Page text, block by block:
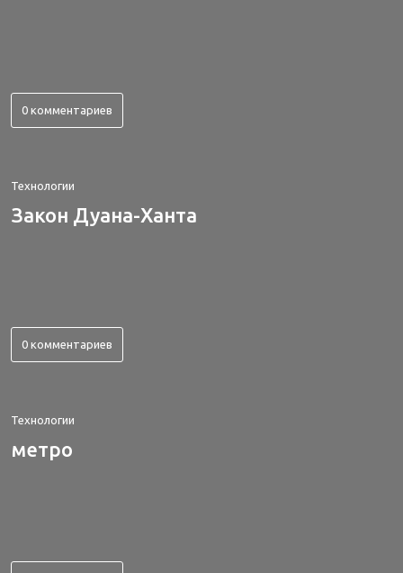
0 комментариев
Технологии
Закон Дуана-Ханта
0 комментариев
Технологии
метро